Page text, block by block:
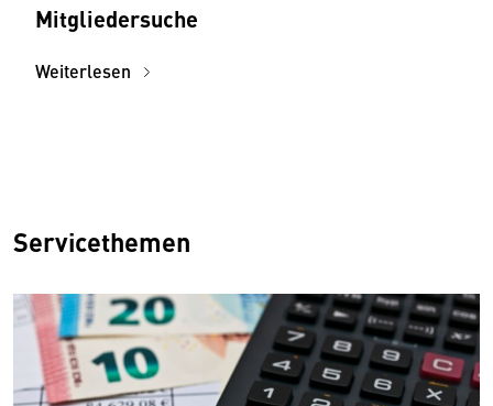
Mitgliedersuche
Weiterlesen
Servicethemen